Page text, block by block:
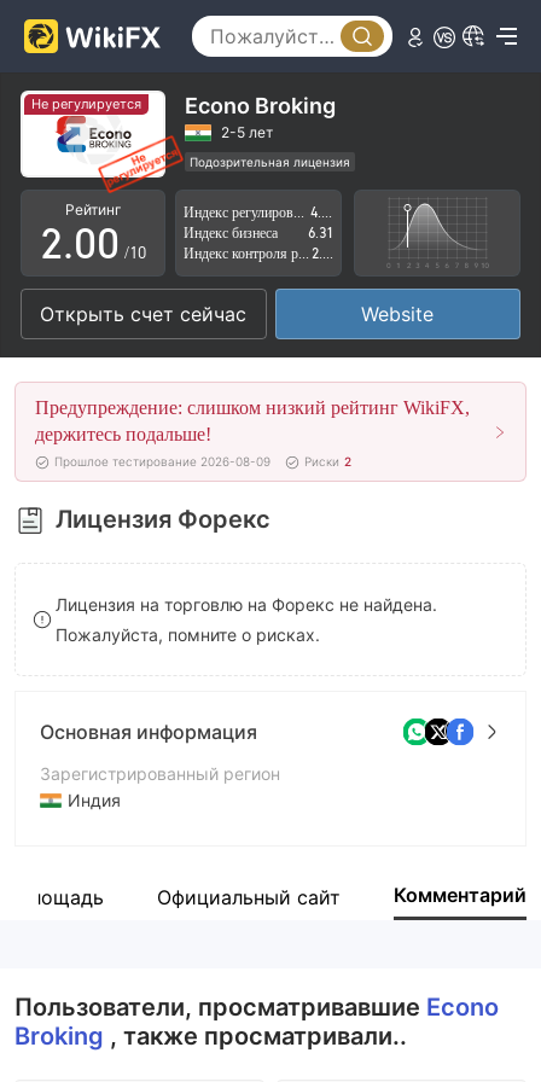
Не регулируется Econo Broking
2-5 лет
Подозрительная лицензия
Регион деятельности подозрителен
Высокие потенциальные риски
Рейтинг
0
1
2
3
4
5
6
7
8
9
.0
1
2
3
4
5
6
7
8
9
0
1
2
3
4
5
6
7
8
9
/10
Индекс бизнеса
6.31
Открыть счет сейчас Website
Предупреждение: слишком низкий рейтинг WikiFX,
держитесь подальше!
Прошлое тестирование 2026-08-09 Риски 2
Лицензия Форекс
Лицензия на торговлю на Форекс не найдена.
Пожалуйста, помните о рисках.
Основная информация
Зарегистрированный регион
Индия
Компания
площадь Официальный сайт Комментарий
Пользователи, просматривавшие Econo
Broking , также просматривали..